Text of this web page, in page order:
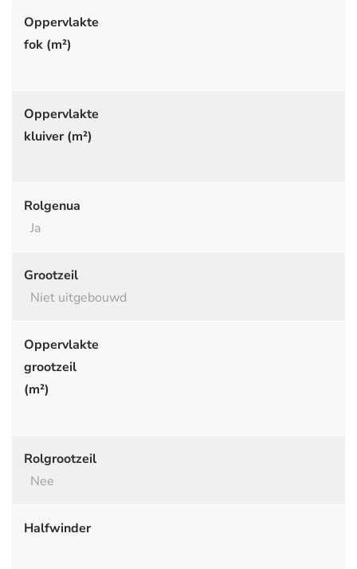
Oppervlakte
fok (m²)
Oppervlakte
kluiver (m²)
Rolgenua
Ja
Grootzeil
Niet uitgebouwd
Oppervlakte
grootzeil
(m²)
Rolgrootzeil
Nee
Halfwinder